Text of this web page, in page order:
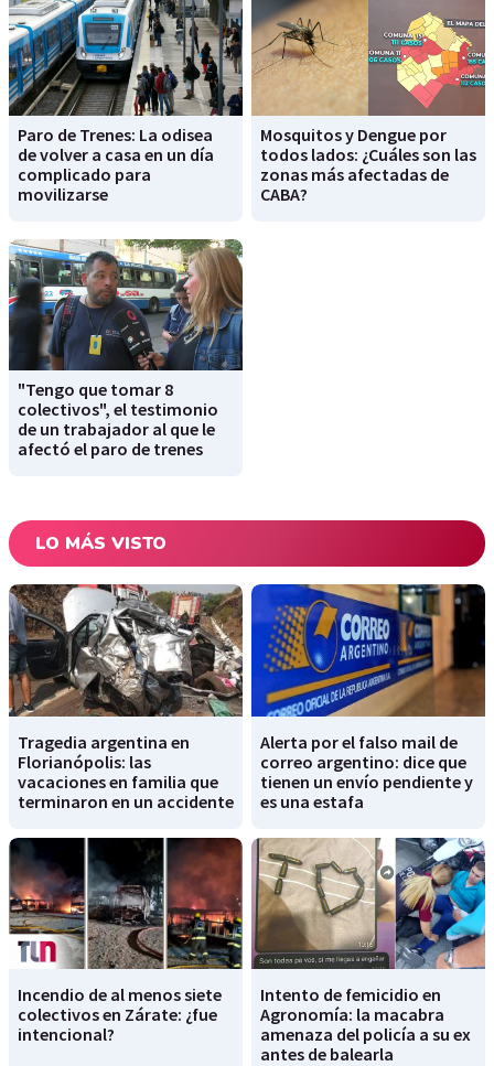
Paro de Trenes: La odisea
de volver a casa en un día
complicado para
movilizarse
Mosquitos y Dengue por
todos lados: ¿Cuáles son las
zonas más afectadas de
CABA?
"Tengo que tomar 8
colectivos", el testimonio
de un trabajador al que le
afectó el paro de trenes
LO MÁS VISTO
Tragedia argentina en
Florianópolis: las
vacaciones en familia que
terminaron en un accidente
Alerta por el falso mail de
correo argentino: dice que
tienen un envío pendiente y
es una estafa
Incendio de al menos siete
colectivos en Zárate: ¿fue
intencional?
Intento de femicidio en
Agronomía: la macabra
amenaza del policía a su ex
antes de balearla